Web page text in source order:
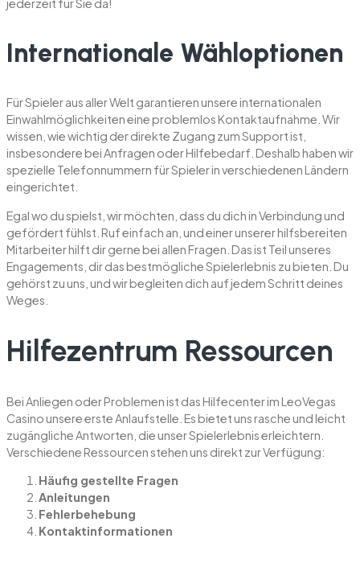
jederzeit für Sie da!
Internationale Wähloptionen
Für Spieler aus aller Welt garantieren unsere internationalen
Einwahlmöglichkeiten eine problemlos Kontaktaufnahme. Wir
wissen, wie wichtig der direkte Zugang zum Support ist,
insbesondere bei Anfragen oder Hilfebedarf. Deshalb haben wir
spezielle Telefonnummern für Spieler in verschiedenen Ländern
eingerichtet.
Egal wo du spielst, wir möchten, dass du dich in Verbindung und
gefördert fühlst. Ruf einfach an, und einer unserer hilfsbereiten
Mitarbeiter hilft dir gerne bei allen Fragen. Das ist Teil unseres
Engagements, dir das bestmögliche Spielerlebnis zu bieten. Du
gehörst zu uns, und wir begleiten dich auf jedem Schritt deines
Weges.
Hilfezentrum Ressourcen
Bei Anliegen oder Problemen ist das Hilfecenter im LeoVegas
Casino unsere erste Anlaufstelle. Es bietet uns rasche und leicht
zugängliche Antworten, die unser Spielerlebnis erleichtern.
Verschiedene Ressourcen stehen uns direkt zur Verfügung:
Häufig gestellte Fragen
Anleitungen
Fehlerbehebung
Kontaktinformationen